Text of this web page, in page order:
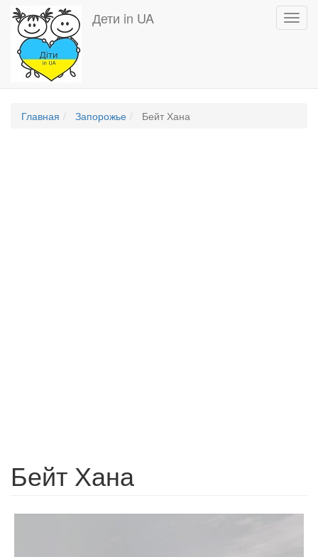
Перейти
основному
содержанию
Дети in UA
Главная Запорожье Бейт Хана
Бейт Хана